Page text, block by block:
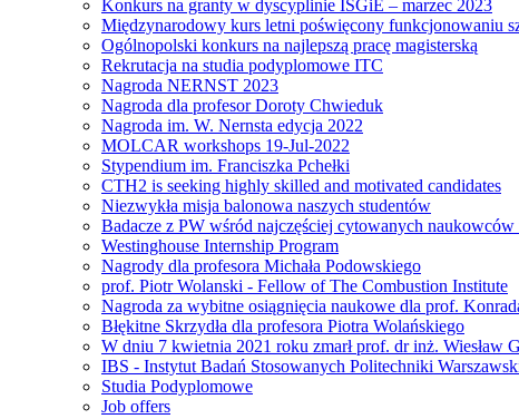
Konkurs na granty w dyscyplinie IŚGiE – marzec 2023
Międzynarodowy kurs letni poświęcony funkcjonowaniu
Ogólnopolski konkurs na najlepszą pracę magisterską
Rekrutacja na studia podyplomowe ITC
Nagroda NERNST 2023
Nagroda dla profesor Doroty Chwieduk
Nagroda im. W. Nernsta edycja 2022
MOLCAR workshops 19-Jul-2022
Stypendium im. Franciszka Pchełki
CTH2 is seeking highly skilled and motivated candidates
Niezwykła misja balonowa naszych studentów
Badacze z PW wśród najczęściej cytowanych naukowców
Westinghouse Internship Program
Nagrody dla profesora Michała Podowskiego
prof. Piotr Wolanski - Fellow of The Combustion Institute
Nagroda za wybitne osiągnięcia naukowe dla prof.
Błękitne Skrzydła dla profesora Piotra Wolańskiego
W dniu 7 kwietnia 2021 roku zmarł prof. dr inż. Wiesław
IBS - Instytut Badań Stosowanych Politechniki
Studia Podyplomowe
Job offers